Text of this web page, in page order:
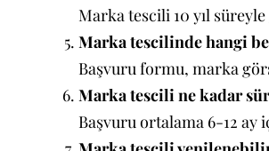
Marka tescili 10 yıl
Marka tescilinde hangi
Başvuru formu, marka
Marka tescili ne kadar
Başvuru ortalama 6-12 ay